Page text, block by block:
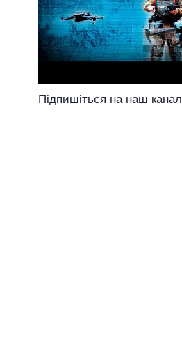
Підпишіться на наш канал